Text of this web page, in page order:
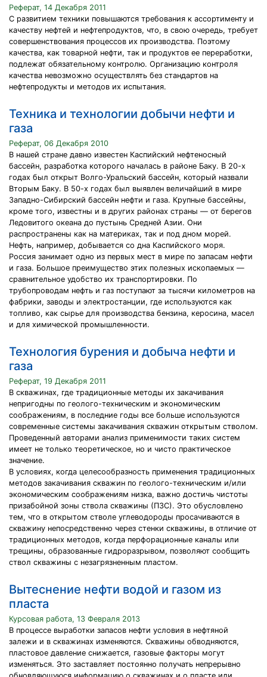
Реферат, 14 Декабря 2011
С развитием техники повышаются требования к ассортименту и
качеству нефтей и нефтепродуктов, что, в свою очередь, требует
совершенствования процессов их производства. Поэтому
качества, как товарной нефти, так и продуктов ее переработки,
подлежат обязательному контролю. Организацию контроля
качества невозможно осуществлять без стандартов на
нефтепродукты и методов их испытания.
Техника и технологии добычи нефти и
газа
Реферат, 06 Декабря 2010
В нашей стране давно известен Каспийский нефтеносный
бассейн, разработка которого началась в районе Баку. В 20-х
годах был открыт Волго-Уральский бассейн, который назвали
Вторым Баку. В 50-х годах был выявлен величайший в мире
Западно-Сибирский бассейн нефти и газа. Крупные бассейны,
кроме того, известны и в других районах страны — от берегов
Ледовитого океана до пустынь Средней Азии. Они
распространены как на материках, так и под дном морей.
Нефть, например, добывается со дна Каспийского моря.
Россия занимает одно из первых мест в мире по запасам нефти
и газа. Большое преимущество этих полезных ископаемых —
сравнительное удобство их транспортировки. По
трубопроводам нефть и газ поступают за тысячи километров на
фабрики, заводы и электростанции, где используются как
топливо, как сырье для производства бензина, керосина, масел
и для химической промышленности.
Технология бурения и добыча нефти и
газа
Реферат, 19 Декабря 2011
В скважинах, где традиционные методы их закачивания
непригодны по геолого-техническим и экономическим
соображениям, в последние годы все больше используются
современные системы закачивания скважин открытым стволом.
Проведенный авторами анализ применимости таких систем
имеет не только теоретическое, но и чисто практическое
значение.
В условиях, когда целесообразность применения традиционных
методов закачивания скважин по геолого-техническим и/или
экономическим соображениям низка, важно достичь чистоты
призабойной зоны ствола скважины (ПЗС). Это обусловлено
тем, что в открытом стволе углеводороды просачиваются в
скважину непосредственно через стенки скважины, в отличие от
традиционных методов, когда перфорационные каналы или
трещины, образованные гидроразрывом, позволяют сообщить
ствол скважины с незагрязненным пластом.
Вытеснение нефти водой и газом из
пласта
Курсовая работа, 13 Февраля 2013
В процессе выработки запасов нефти условия в нефтяной
залежи и в скважинах изменяются. Скважины обводняются,
пластовое давление снижается, газовые факторы могут
изменяться. Это заставляет постоянно получать непрерывно